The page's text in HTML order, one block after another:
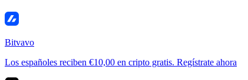
Bitvavo
Los españoles reciben €10,00 en cripto gratis. Regístrate ahora